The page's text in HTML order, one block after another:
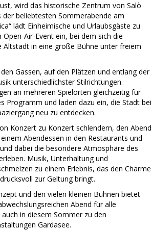
wird das historische Zentrum von Salò
der beliebtesten Sommerabende am
lädt Einheimische und Urlaubsgäste zu
Air-Event ein, bei dem sich die
Altstadt in eine große Bühne unter freiem
Gassen, auf den Plätzen und entlang der
unterschiedlichster Stilrichtungen.
an mehreren Spielorten gleichzeitig für
Programm und laden dazu ein, die Stadt bei
neu zu entdecken.
Konzert zu Konzert schlendern, den Abend
Abendessen in den Restaurants und
dabei die besondere Atmosphäre des
Musik, Unterhaltung und
zu einem Erlebnis, das den Charme
zur Geltung bringt.
und den vielen kleinen Bühnen bietet
Abend für alle
in diesem Sommer zu den
Gardasee.